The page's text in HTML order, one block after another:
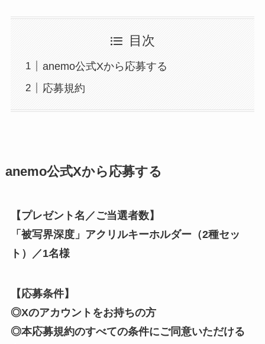
目次
anemo公式Xから応募する
応募規約
anemo公式Xから応募する
【プレゼント名／ご当選者数】
「 被写界深度」アクリルキーホルダー（2種セッ
ト）
／1名様
【応募条件】
◎Xのアカウントをお持ちの方
◎本応募規約のすべての条件にご同意いただける